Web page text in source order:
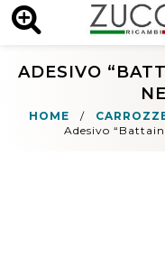
ADESIVO
HOME /
Adesivo